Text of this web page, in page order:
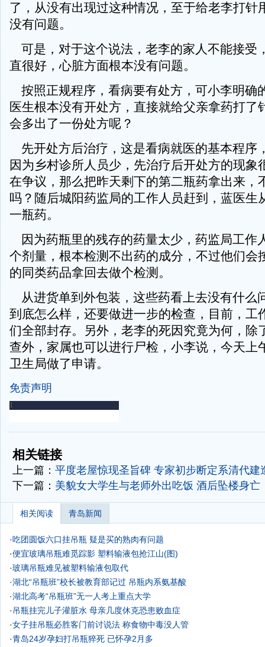
了，从没有出现过这种情况，至于给老李打针
没有问题。
可是，对于这个说法，老李的家人不能接受
直很好，心脏方面根本没有问题。
按照正规程序，看病要有处方，可小李明确
医生根本没有开处方，直接就给父亲拿药打了
会多出了一份处方呢？
先开处方后治疗，这是看病就医的基本程序
因为乡村诊所人员少，先治疗后开处方的现象
在争议，那么把昨天剩下的第二瓶药拿出来，
吗？随后城阳药监局的工作人员赶到，蓝医生
一瓶药。
因为药瓶里的残存的药量太少，药监局工作
个剂量，根本检测不出药的成分，不过他们会
的同类药品拿回去做个检测。
从进货单到外包装，这些药看上去没有什么
到底怎么样，还要做进一步的检查，目前，工
们全部封存。另外，老李的死因究竟为何，除
查外，家属也可以进行尸检，小李说，今天上
卫生局做了申请。
免责声明
-
相关链接
上一篇： 平度老屋惊现圣旨碑 专家初步断定系清代建
下一篇： 美貌女大学生与老师外出吃饭 酒后坠楼身亡
相关阅读 青岛新闻
·吃团圆饭六口挂吊瓶 疑是买的熟肉有问题
·便宜玻璃吊瓶难觅踪影 塑料输液包抢江山(图)
·玻璃吊瓶难见被塑料输液包取代
·湖北“吊瓶班”校长被教育部记过 吊瓶内系氨基酸
·湖北高考“吊瓶班”无一人考上重点大学
·吊瓶挂完儿子灌脏水 母亲几度休克恐患败血症
·女子挂吊瓶必胜客门前讨说法 称食物中毒没人管
·青岛24岁孕妇打吊瓶猝死 已怀孕2月多